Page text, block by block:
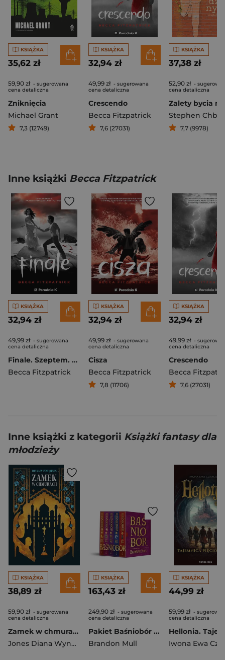
KSIĄŻKA
35,62 zł
59,90 zł - sugerowana
cena detaliczna
Zniknięcia
Michael Grant
7,3 (12749)
KSIĄŻKA
32,94 zł
49,99 zł - sugerowana
cena detaliczna
Crescendo
Becca Fitzpatrick
7,6 (27031)
KSIĄŻKA
37,38 zł
52,90 zł -
cena detaliczna
Stephen
7,7 (9978)
Inne książki Becca Fitzpatrick
KSIĄŻKA
32,94 zł
49,99 zł - sugerowana
cena detaliczna
Finale. Szeptem. Tom 4
Becca Fitzpatrick
KSIĄŻKA
32,94 zł
49,99 zł - sugerowana
cena detaliczna
Cisza
Becca Fitzpatrick
7,8 (11706)
KSIĄŻKA
32,94 zł
49,99 zł -
cena detaliczna
Crescendo
Becca
7,6 (27031)
Inne książki z kategorii Książki fantasy dla
młodzieży
KSIĄŻKA
38,89 zł
59,90 zł - sugerowana
cena detaliczna
Zamek w chmurach wyd. 2026
Jones Diana Wynne
KSIĄŻKA
163,43 zł
249,90 zł - sugerowana
cena detaliczna
Pakiet Baśniobór (barwione brzegi)
Brandon Mull
KSIĄŻKA
44,99 zł
59,99 zł -
cena detaliczna